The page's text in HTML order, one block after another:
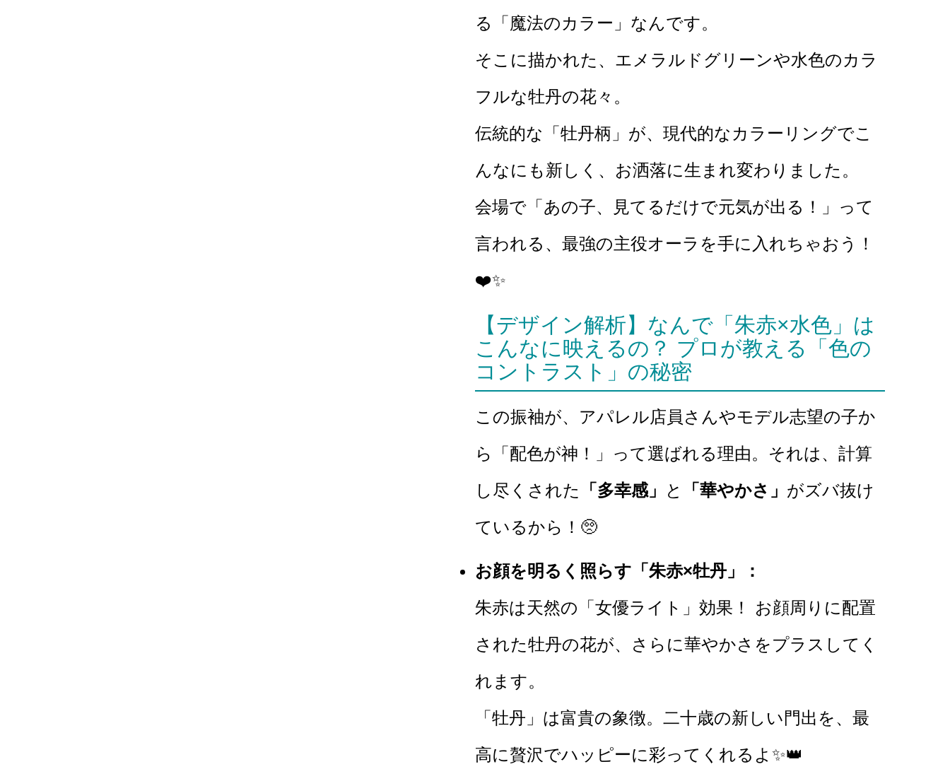
る「魔法のカラー」なんです。
そこに描かれた、エメラルドグリーンや水色のカラ
フルな牡丹の花々。
伝統的な「牡丹柄」が、現代的なカラーリングでこ
んなにも新しく、お洒落に生まれ変わりました。
会場で「あの子、見てるだけで元気が出る！」って
言われる、最強の主役オーラを手に入れちゃおう！
❤️✨
【デザイン解析】なんで「朱赤×水色」は
こんなに映えるの？ プロが教える「色の
コントラスト」の秘密
この振袖が、アパレル店員さんやモデル志望の子か
ら「配色が神！」って選ばれる理由。それは、計算
し尽くされた
「多幸感」 と 「華やかさ」 がズバ抜け
ているから！🥺
お顔を明るく照らす「朱赤×牡丹」：
朱赤は天然の「女優ライト」効果！ お顔周りに配置
された牡丹の花が、さらに華やかさをプラスしてく
れます。
「牡丹」は富貴の象徴。二十歳の新しい門出を、最
高に贅沢でハッピーに彩ってくれるよ✨👑